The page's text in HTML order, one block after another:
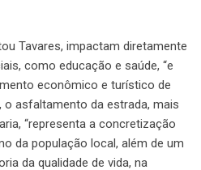
Tavares, impactam diretamente
como educação e saúde, “e
econômico e turístico de
o asfaltamento da estrada, mais
“representa a concretização
da população local, além de um
da qualidade de vida, na